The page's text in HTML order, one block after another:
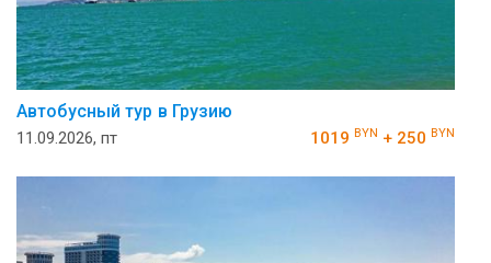
Автобусный тур в Грузию
11.09.2026, пт 1019 BYN + 250 BYN